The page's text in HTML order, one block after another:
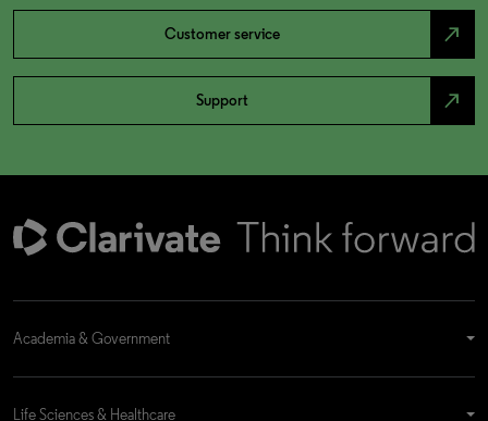
Customer service north_east
Support north_east
Academia & Government
Life Sciences & Healthcare